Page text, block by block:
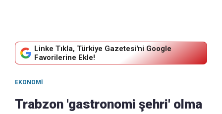
Linke Tıkla, Türkiye Gazetesi'ni Google
Favorilerine Ekle!
EKONOMI
Trabzon 'gastronomi şehri' olma